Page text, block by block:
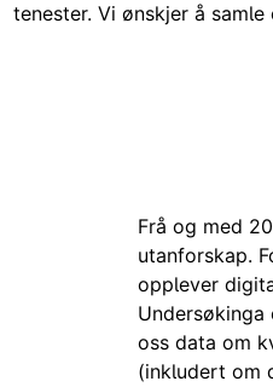
tenester. Vi ønskjer å
Frå og med
utanforskap.
opplever
oss data om
(inkludert om